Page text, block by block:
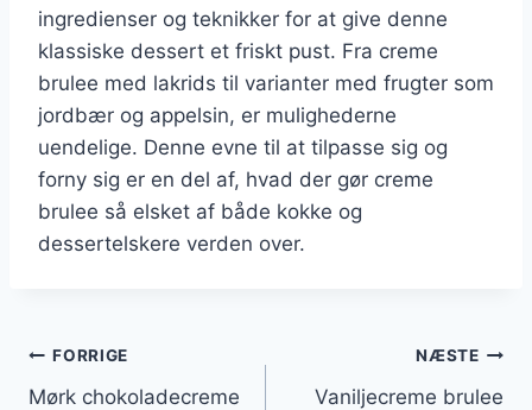
ingredienser og teknikker for at give denne
klassiske dessert et friskt pust. Fra creme
brulee med lakrids til varianter med frugter som
jordbær og appelsin, er mulighederne
uendelige. Denne evne til at tilpasse sig og
forny sig er en del af, hvad der gør creme
brulee så elsket af både kokke og
dessertelskere verden over.
Indlægsnavigation
FORRIGE
Mørk chokoladecreme
NÆSTE
Vaniljecreme brulee